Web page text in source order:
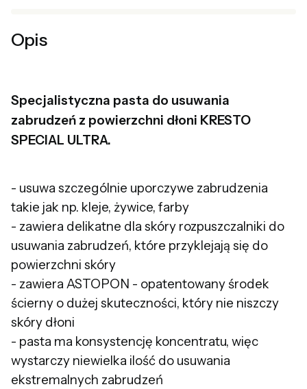
Opis
Specjalistyczna pasta do usuwania
zabrudzeń z powierzchni dłoni KRESTO
SPECIAL ULTRA.
- usuwa szczególnie uporczywe zabrudzenia
takie jak np. kleje, żywice, farby
- zawiera delikatne dla skóry rozpuszczalniki do
usuwania zabrudzeń, które przyklejają się do
powierzchni skóry
- zawiera ASTOPON - opatentowany środek
ścierny o dużej skuteczności, który nie niszczy
skóry dłoni
- pasta ma konsystencję koncentratu, więc
wystarczy niewielka ilość do usuwania
ekstremalnych zabrudzeń